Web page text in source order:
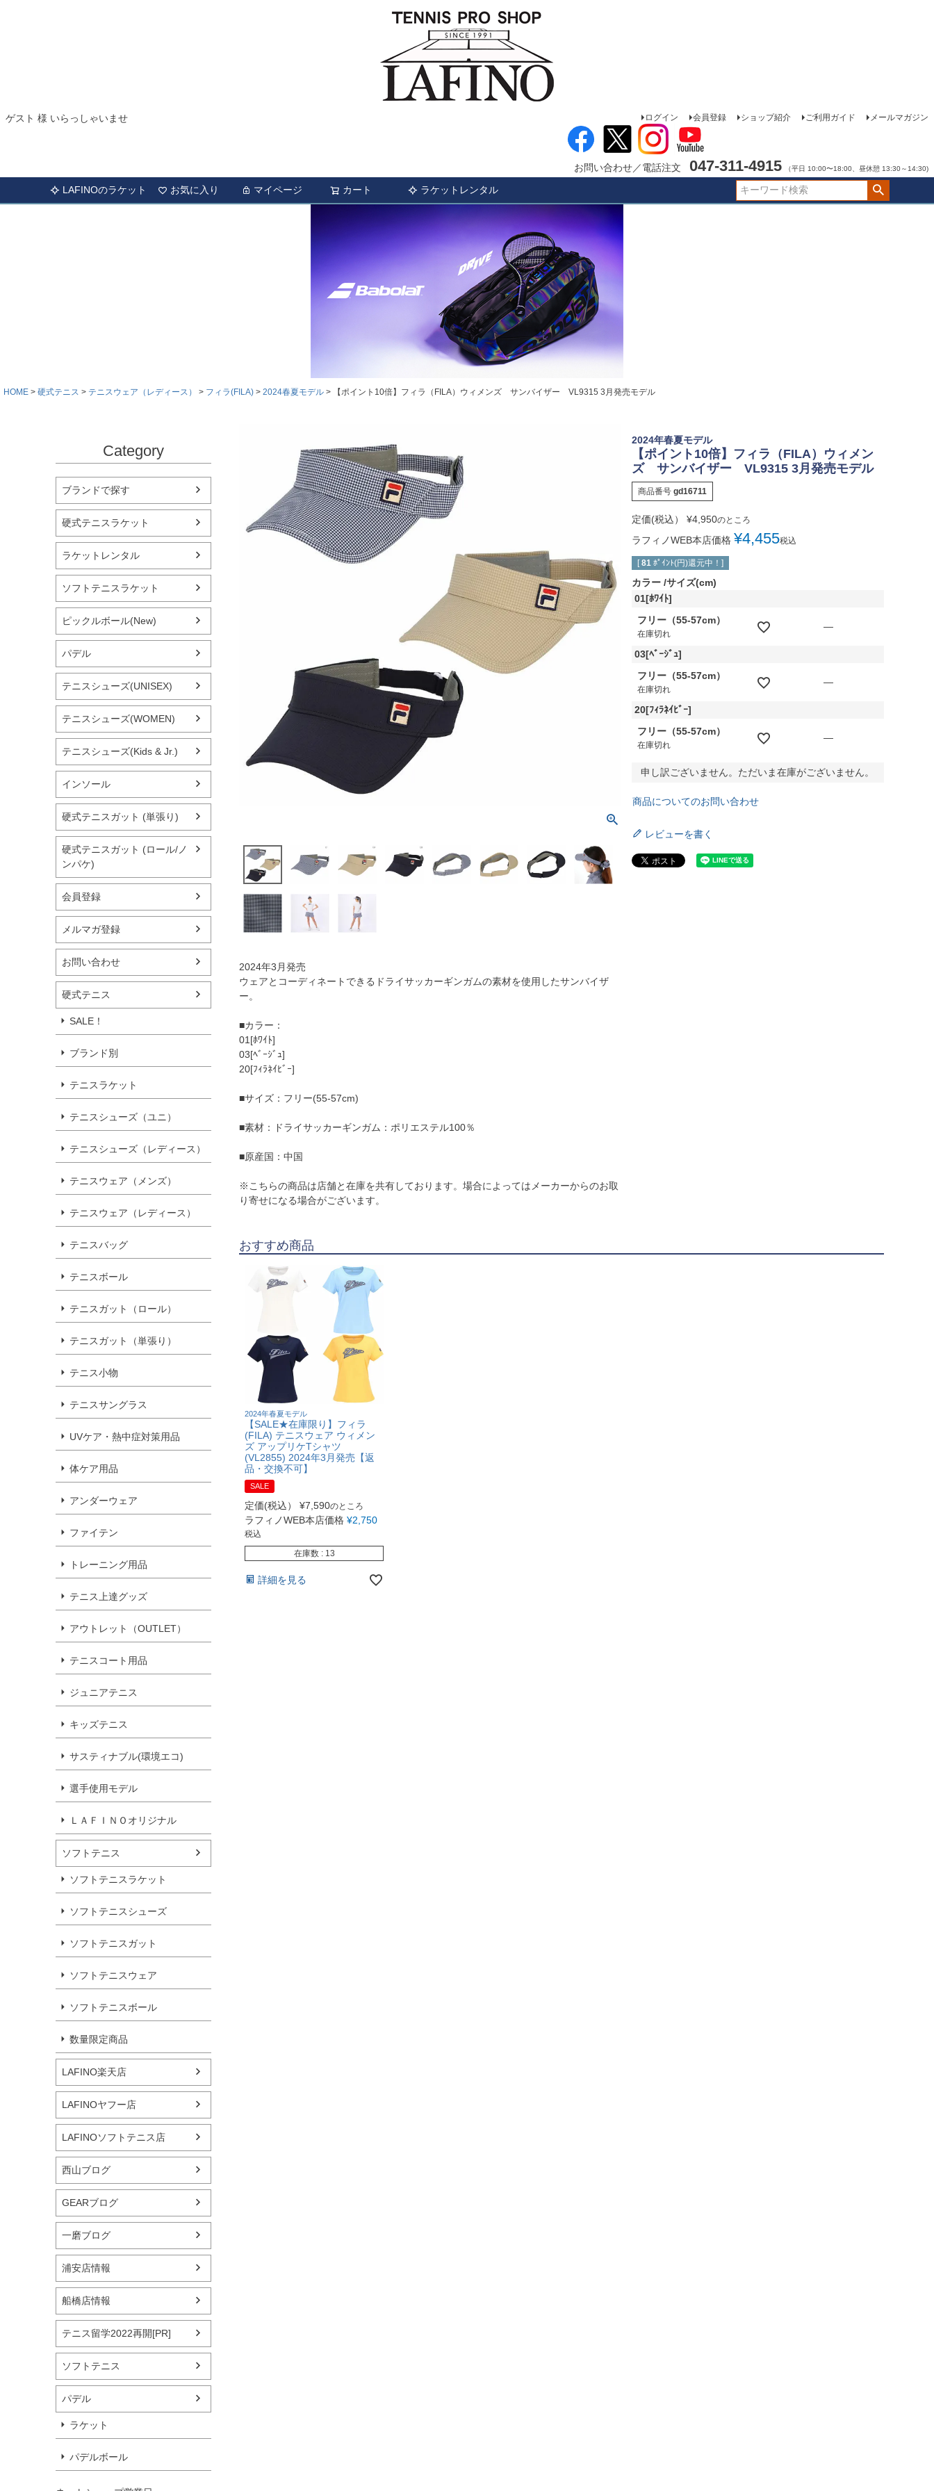
ゲスト 様 いらっしゃいませ ログイン 会員登録 ショップ紹介 ご利用ガイド メールマガジン
お問い合わせ／電話注文 047-311-4915 （平日 10:00〜18:00、昼休憩 13:30～14:30)
LAFINOのラケット お気に入り マイページ カート ラケットレンタル
HOME 硬式テニス テニスウェア（レディース） フィラ(FILA) 2024春夏モデル 【ポイント10倍】フィラ（FILA）ウィメンズ サンバイザー VL9315 3月発売モデル
Category
ブランドで探す
硬式テニスラケット
ラケットレンタル
ソフトテニスラケット
ピックルボール(New)
パデル
テニスシューズ(UNISEX)
テニスシューズ(WOMEN)
テニスシューズ(Kids & Jr.)
インソール
硬式テニスガット (単張り)
硬式テニスガット (ロール/ノ
ンパケ)
会員登録
メルマガ登録
お問い合わせ
硬式テニス
SALE！
ブランド別
テニスラケット
テニスシューズ（ユニ）
テニスシューズ（レディース）
テニスウェア（メンズ）
テニスウェア（レディース）
テニスバッグ
テニスボール
テニスガット（ロール）
テニスガット（単張り）
テニス小物
テニスサングラス
UVケア・熱中症対策用品
体ケア用品
アンダーウェア
ファイテン
トレーニング用品
テニス上達グッズ
アウトレット（OUTLET）
テニスコート用品
ジュニアテニス
キッズテニス
サスティナブル(環境エコ)
選手使用モデル
ＬＡＦＩＮＯオリジナル
ソフトテニス
ソフトテニスラケット
ソフトテニスシューズ
ソフトテニスガット
ソフトテニスウェア
ソフトテニスボール
数量限定商品
LAFINO楽天店
LAFINOヤフー店
LAFINOソフトテニス店
西山ブログ
GEARブログ
一磨ブログ
浦安店情報
船橋店情報
テニス留学2022再開[PR]
ソフトテニス
パデル
ラケット
パデルボール
2024年3月発売
ウェアとコーディネートできるドライサッカーギンガムの素材を使用したサンバイザ
ー。
■カラー：
01[ﾎﾜｲﾄ]
03[ﾍﾞｰｼﾞｭ]
20[ﾌｨﾗﾈｲﾋﾞｰ]
■サイズ：フリー(55-57cm)
■素材：ドライサッカーギンガム：ポリエステル100％
■原産国：中国
※こちらの商品は店舗と在庫を共有しております。場合によってはメーカーからのお取
り寄せになる場合がございます。
2024年春夏モデル
【ポイント10倍】フィラ（FILA）ウィメン
ズ サンバイザー VL9315 3月発売モデル
商品番号 gd16711
定価(税込） ¥4,950のところ
ラフィノWEB本店価格 ¥4,455税込
[ 81 ﾎﾟｲﾝﾄ(円)還元中！]
カラー サイズ(cm)
01[ﾎﾜｲﾄ]
フリー（55-57cm）
在庫切れ
—
03[ﾍﾞｰｼﾞｭ]
フリー（55-57cm）
在庫切れ
—
20[ﾌｨﾗﾈｲﾋﾞｰ]
フリー（55-57cm）
在庫切れ
—
申し訳ございません。ただいま在庫がございません。
商品についてのお問い合わせ
レビューを書く
おすすめ商品
2024年春夏モデル
【SALE★在庫限り】フィラ
(FILA) テニスウェア ウィメン
ズ アップリケTシャツ
(VL2855) 2024年3月発売【返
品・交換不可】
SALE
定価(税込） ¥7,590のところ
ラフィノWEB本店価格 ¥2,750
税込
在庫数
13
詳細を見る